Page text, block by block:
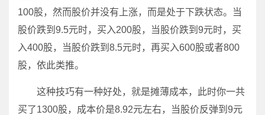
100股，然而股价并没有上涨，而是处于下跌状态。当
股价跌到9.5元时，买入200股，当股价跌到9元时，买
入400股，当股价跌到8.5元时，再买入600股或者800
股，依此类推。
这种技巧有一种好处，就是摊薄成本，此时你一共
买了1300股，成本价是8.92元左右，当股价反弹到9元